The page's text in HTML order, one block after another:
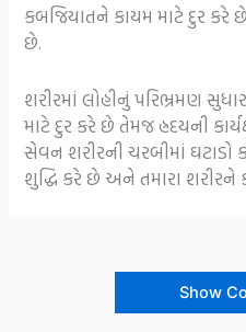
કબજિયાતને કાયમ માટે દુર કરે
છે.
શરીરમાં લોહીનું પરિભ્રમણ
માટે દુર કરે છે તેમજ હ્રદયની
સેવન શરીરની ચરબીમાં ઘટાડો
શુદ્ધિ કરે છે અને તમારા
Show